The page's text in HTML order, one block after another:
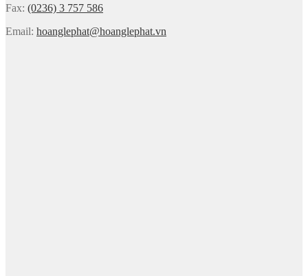
Fax: (0236) 3 757 586
Email: hoanglephat@hoanglephat.vn